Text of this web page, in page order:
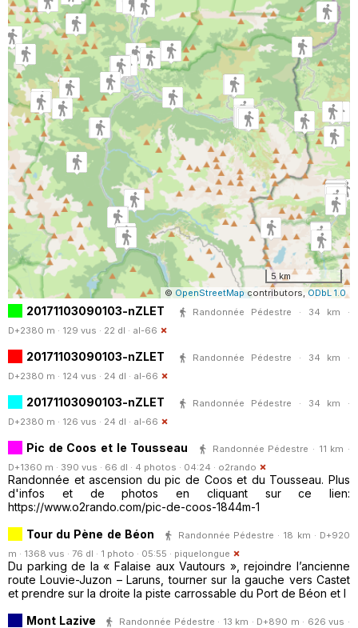
5 km
© OpenStreetMapcontributors, ODbL 1.0
20171103090103-nZLET
Randonnée Pédestre · 34 km ·
D+2380 m · 129 vus · 22 dl · al-66
20171103090103-nZLET
Randonnée Pédestre · 34 km ·
D+2380 m · 124 vus · 24 dl · al-66
20171103090103-nZLET
Randonnée Pédestre · 34 km ·
D+2380 m · 126 vus · 24 dl · al-66
Pic de Coos et le Tousseau
Randonnée Pédestre · 11 km ·
D+1360 m · 390 vus · 66 dl · 4 photos · 04:24 · o2rando
Randonnée et ascension du pic de Coos et du Tousseau. Plus
d'infos et de photos en cliquant sur ce lien:
https://www.o2rando.com/pic-de-coos-1844m-1
Tour du Pène de Béon
Randonnée Pédestre · 18 km · D+920
m · 1368 vus · 76 dl · 1 photo · 05:55 · piquelongue
Du parking de la « Falaise aux Vautours », rejoindre l’ancienne
route Louvie-Juzon – Laruns, tourner sur la gauche vers Castet
et prendre sur la droite la piste carrossable du Port de Béon et l
Mont Lazive
Randonnée Pédestre · 13 km · D+890 m · 626 vus ·